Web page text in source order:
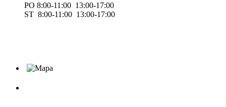
PO 8:00-11:00 13:00-17:00
ST 8:00-11:00 13:00-17:00